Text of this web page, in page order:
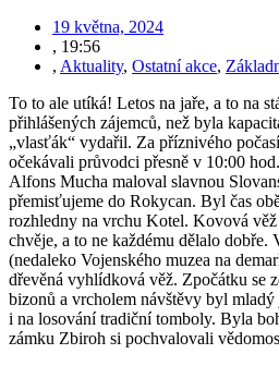
19 května, 2024
, 19:56
, Aktuality, Ostatní akce,
To to ale utíká! Letos na jaře, a to na
přihlášených zájemců, než byla
„vlasťák“ vydařil. Za příznivého
očekávali průvodci přesně v 10:00
Alfons Mucha maloval slavnou
přemisťujeme do Rokycan. Byl čas
rozhledny na vrchu Kotel. Kovová
chvěje, a to ne každému dělalo
(nedaleko Vojenského muzea na
dřevěná vyhlídková věž. Zpočátku se
bizonů a vrcholem návštěvy byl mladý
i na losování tradiční tomboly. Byla
zámku Zbiroh si pochvalovali